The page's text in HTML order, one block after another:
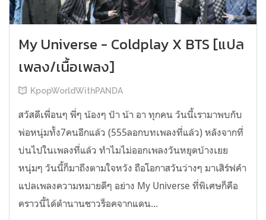
My Universe - Coldplay X BTS [แปล
เพลง/เนื้อเพลง]
KpopWorldWithPANDA
สวัสดีเพื่อนๆ พี่ๆ น้องๆ ป้า น้า อา ทุกคน วันนี้เรามาพบกับ
พ่อหนุ่มทั้ง7คนอีกแล้ว (555ลอกบทเพลงที่แล้ว) หลังจากที่
บ่นไปในเพลงที่แล้ว ทำไมไม่ออกเพลงวันหยุดบ้างเยย
หนุ่มๆ วันนี้ก็มาถึงตามใจหวัง ถือโอกาสวันว่างๆ มาเสิร์ฟคำ
แปลเพลงความหมายดีๆ อย่าง My Universe ที่พิเศษก็คือ
คราวนี้ได้ตำนานชาวร็อคจากแดน...